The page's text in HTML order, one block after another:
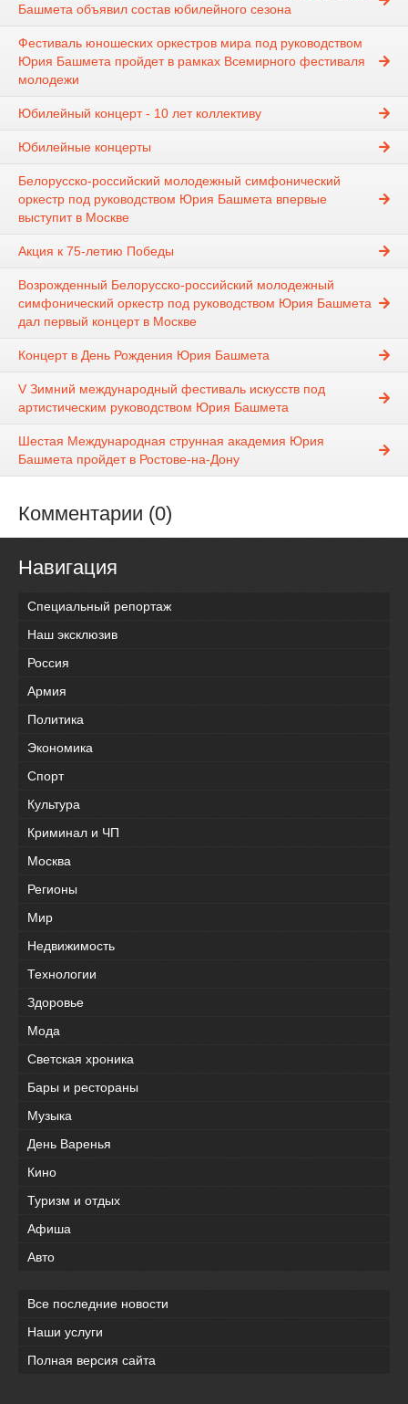
Башмета объявил состав юбилейного сезона
Фестиваль юношеских оркестров мира под руководством
Юрия Башмета пройдет в рамках Всемирного фестиваля
молодежи
Юбилейный концерт - 10 лет коллективу
Юбилейные концерты
Белорусско-российский молодежный симфонический
оркестр под руководством Юрия Башмета впервые
выступит в Москве
Акция к 75-летию Победы
Возрожденный Белорусско-российский молодежный
симфонический оркестр под руководством Юрия Башмета
дал первый концерт в Москве
Концерт в День Рождения Юрия Башмета
V Зимний международный фестиваль искусств под
артистическим руководством Юрия Башмета
Шестая Международная струнная академия Юрия
Башмета пройдет в Ростове-на-Дону
Комментарии (0)
Навигация
Специальный репортаж
Наш эксклюзив
Россия
Армия
Политика
Экономика
Спорт
Культура
Криминал и ЧП
Москва
Регионы
Мир
Недвижимость
Технологии
Здоровье
Мода
Светская хроника
Бары и рестораны
Музыка
День Варенья
Кино
Туризм и отдых
Афиша
Авто
Все последние новости
Наши услуги
Полная версия сайта